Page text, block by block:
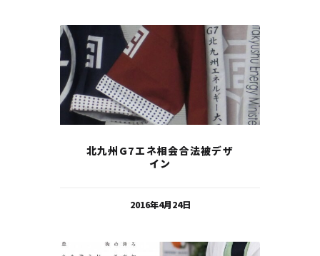
北九州G7エネ相会合法被デザ
イン
2016年4月24日